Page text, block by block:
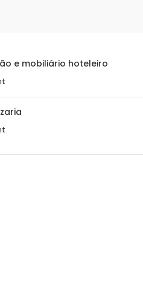
e mobiliário hoteleiro